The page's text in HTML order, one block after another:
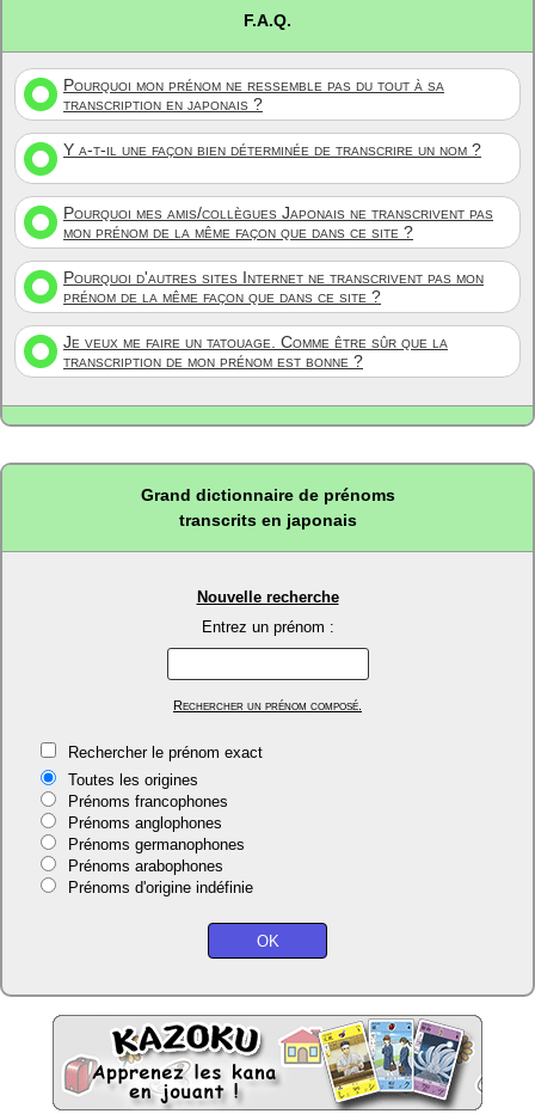
F.A.Q.
Pourquoi mon prénom ne ressemble pas du tout à sa
transcription en japonais ?
Y a-t-il une façon bien déterminée de transcrire un nom ?
Pourquoi mes amis/collègues Japonais ne transcrivent pas
mon prénom de la même façon que dans ce site ?
Pourquoi d'autres sites Internet ne transcrivent pas mon
prénom de la même façon que dans ce site ?
Je veux me faire un tatouage. Comme être sûr que la
transcription de mon prénom est bonne ?
Grand dictionnaire de prénoms
transcrits en japonais
Nouvelle recherche
Entrez un prénom :
Rechercher un prénom composé.
Rechercher le prénom exact
Toutes les origines
Prénoms francophones
Prénoms anglophones
Prénoms germanophones
Prénoms arabophones
Prénoms d'origine indéfinie